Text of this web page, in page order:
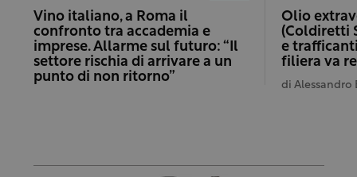
Vino italiano, a Roma il
confronto tra accademia e
imprese. Allarme sul futuro: “Il
settore rischia di arrivare a un
punto di non ritorno”
Olio
(Coldiretti
e
filiera va
diAlessandro